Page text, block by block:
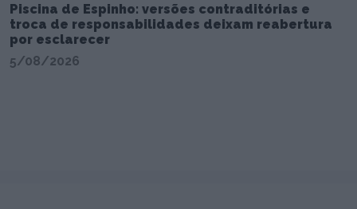
Piscina de Espinho: versões contraditórias e
troca de responsabilidades deixam reabertura
por esclarecer
5/08/2026